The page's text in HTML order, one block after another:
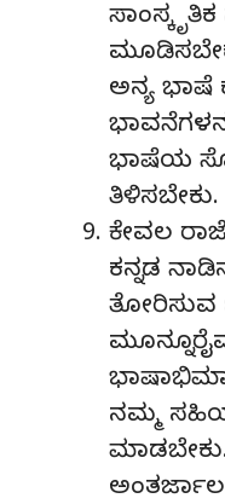
ಅನ್ಯ ಭಾಷೆ
ಭಾಷೆಯ
ತಿಳಿಸಬೇಕು.
ಕೇವಲ
ಕನ್ನಡ
ತೋರಿಸುವ
ನಮ್ಮ